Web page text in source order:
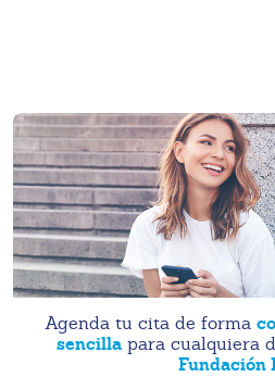
Agenda tu cita de forma
sencilla para cualquiera
Fundación